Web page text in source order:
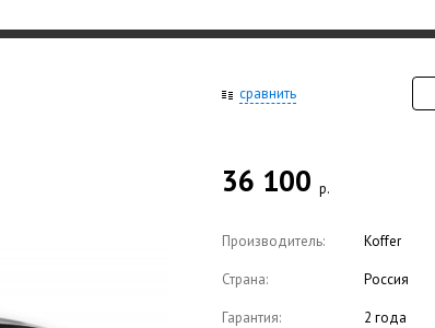
сравнить
36 100 р.
Производитель: Koffer
Страна: Россия
Гарантия: 2 года